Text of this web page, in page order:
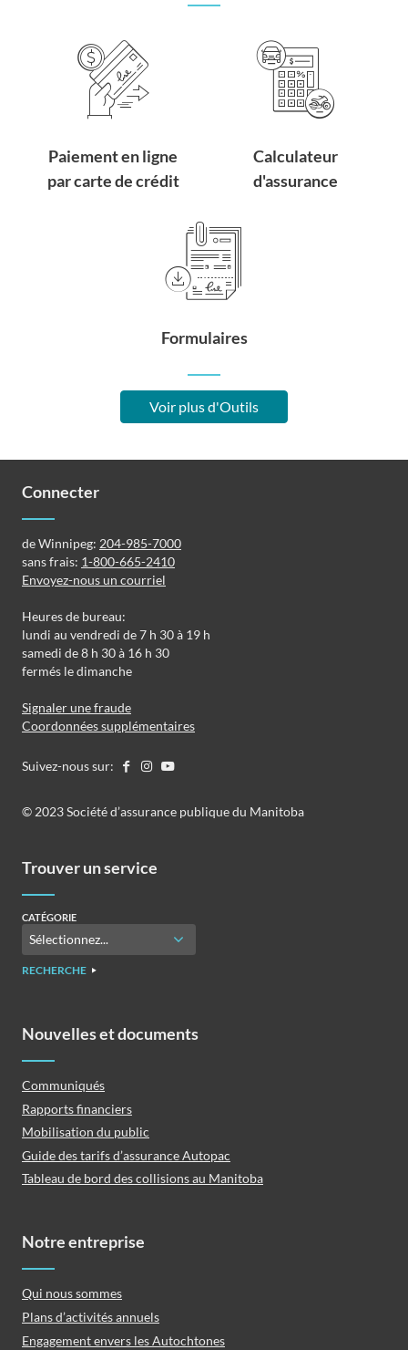
Paiement en ligne
par carte de crédit
Calculateur
d'assurance
Formulaires
Voir plus d'Outils
Connecter
de Winnipeg: 204-985-7000
sans frais: 1-800-665-2410
Envoyez-nous un courriel
Heures de bureau:
lundi au vendredi de 7 h 30 à 19 h
samedi de 8 h 30 à 16 h 30
fermés le dimanche
Signaler une fraude
Coordonnées supplémentaires
Suivez-nous sur:
©️️ 2023 Société d’assurance publique du Manitoba
Trouver un service
CATÉGORIE
RECHERCHE
Nouvelles et documents
Communiqués
Rapports financiers
Mobilisation du public
Guide des tarifs d’assurance Autopac
Tableau de bord des collisions au Manitoba
Notre entreprise
Qui nous sommes
Plans d’activités annuels
Engagement envers les Autochtones